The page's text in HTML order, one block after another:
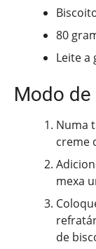
80
Leite a
Modo
Numa
creme
mexa
de